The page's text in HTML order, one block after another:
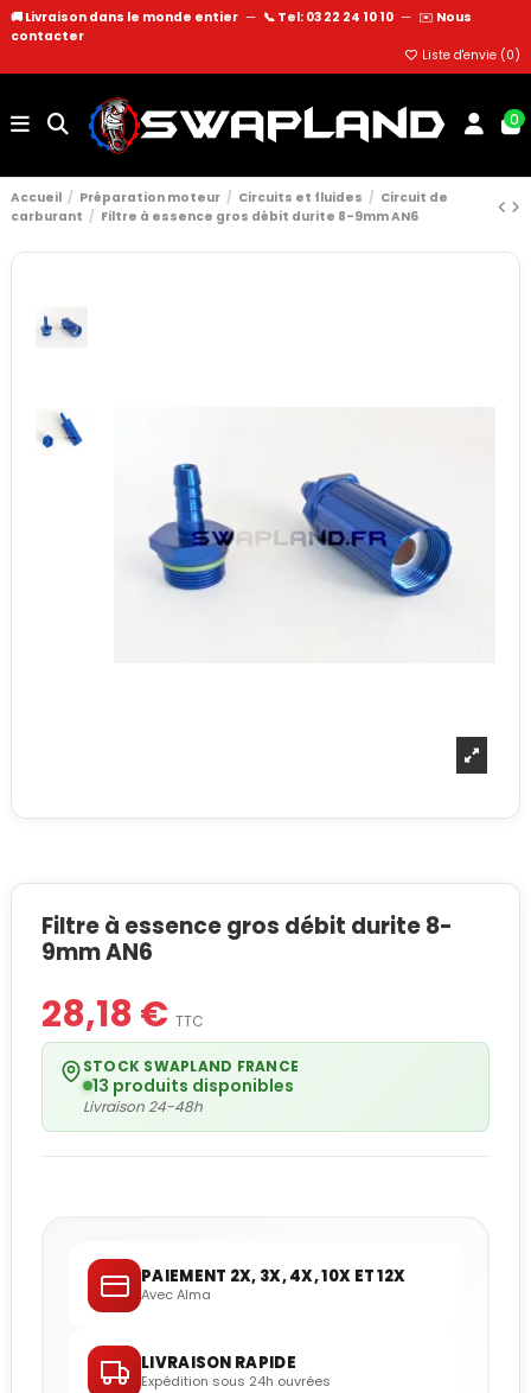
🚚 Livraison dans le monde entier — 📞 Tel: 03 22 24 10 10 — ✉️ Nous
contacter
Liste d'envie (0)
0
Accueil Préparation moteur Circuits et fluides
Circuit de
carburant
Filtre à essence gros débit durite 8-9mm AN6
Filtre à essence gros débit durite 8-
9mm AN6
28,18 € TTC
STOCK SWAPLAND FRANCE
13 produits disponibles
Livraison 24-48h
PAIEMENT 2X, 3X, 4X, 10X ET 12X
Avec Alma
LIVRAISON RAPIDE
Expédition sous 24h ouvrées